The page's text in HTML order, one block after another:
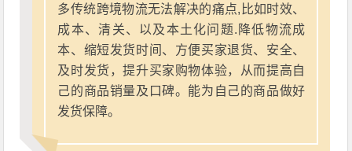
多传统跨境物流无法解决的痛点,比如时效、
成本、清关、以及本土化问题.降低物流成
本、缩短发货时间、方便买家退货、安全、
及时发货，提升买家购物体验，从而提高自
己的商品销量及口碑。能为自己的商品做好
发货保障。